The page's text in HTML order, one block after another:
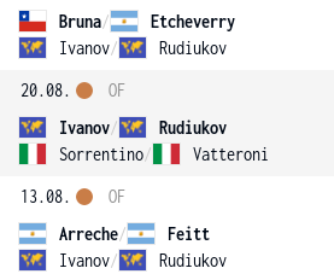
Bruna/
Etcheverry
Ivanov/ Rudiukov
20.08.
Ivanov/
Rudiukov
Sorrentino/ Vatteroni
OF
13.08.
Arreche/
Feitt
Ivanov/ Rudiukov
OF